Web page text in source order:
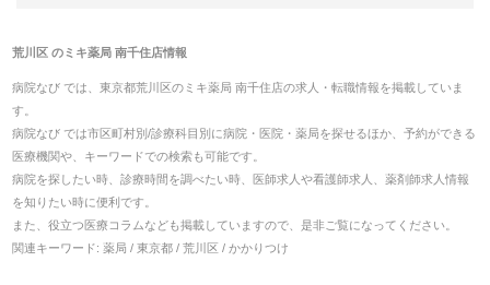
荒川区のミキ薬局 南千住店情報
病院なび では、 東京都荒川区のミキ薬局 南千住店の求人・転職情報を掲載していま
す。
病院なび では市区町村別/診療科目別に病院・医院・薬局を探せるほか、予約ができる
医療機関や、キーワードでの検索も可能です。
病院を探したい時、診療時間を調べたい時、医師求人や看護師求人、薬剤師求人情報
を知りたい時に便利です。
また、役立つ医療コラムなども掲載していますので、是非ご覧になってください。
関連キーワード: 薬局 / 東京都 / 荒川区 / かかりつけ